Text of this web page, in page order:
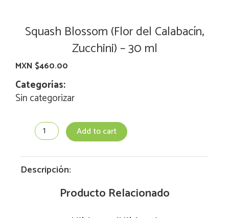
Squash Blossom (Flor del Calabacín,
Zucchini) – 30 ml
MXN $460.00
Categorías:
Sin categorizar
Blossom
del
Calabacín,
Add to cart
Descripción:
Producto Relacionado